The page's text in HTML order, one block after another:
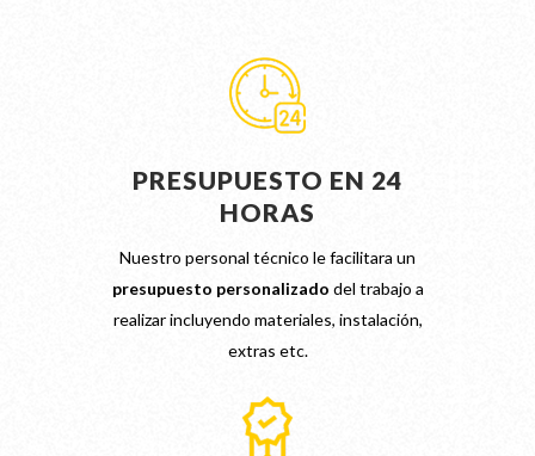
PRESUPUESTO EN 24
HORAS
Nuestro personal técnico le facilitara un
presupuesto personalizado del trabajo a
realizar incluyendo materiales, instalación,
extras etc.